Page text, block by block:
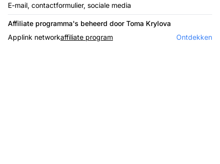
E-mail, contactformulier, sociale media
Affiliate programma's beheerd door Toma Krylova
Applink networkaffiliate program Ontdekken